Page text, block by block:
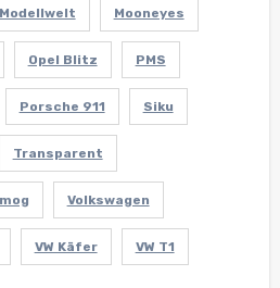
Modellwelt Mooneyes
Opel Blitz PMS
Porsche 911 Siku
Transparent
Volkswagen
VW Käfer VW T1